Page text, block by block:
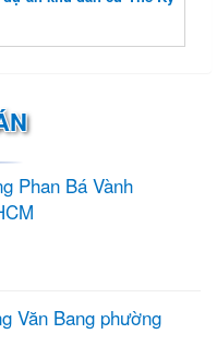
Phan Bá Vành
Văn Bang phường